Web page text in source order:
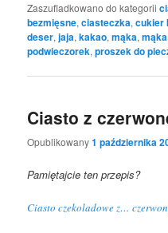
Zaszufladkowano do kategorii
bezmięsne,ciasteczka,cukier
deser,jaja,kakao,mąka,
podwieczorek,proszek do
Ciasto z
Opublikowany1 października
Pamiętajcie ten przepis?
Ciasto czekoladowe z…